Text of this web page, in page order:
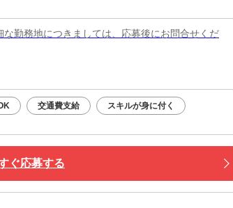
勤務地につきましては、応募後にお問合せくだ
交通費支給 スキルが身に付く
ぐ応募する